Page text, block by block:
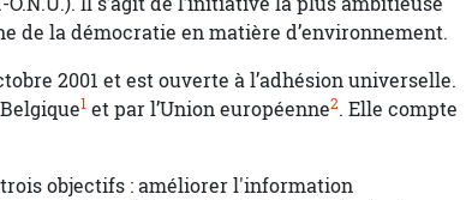
de la démocratie en matière d’environnement.
2001 et est ouverte à l’adhésion universelle.
1 et par l’Union européenne2. Elle compte
objectifs : améliorer l'information